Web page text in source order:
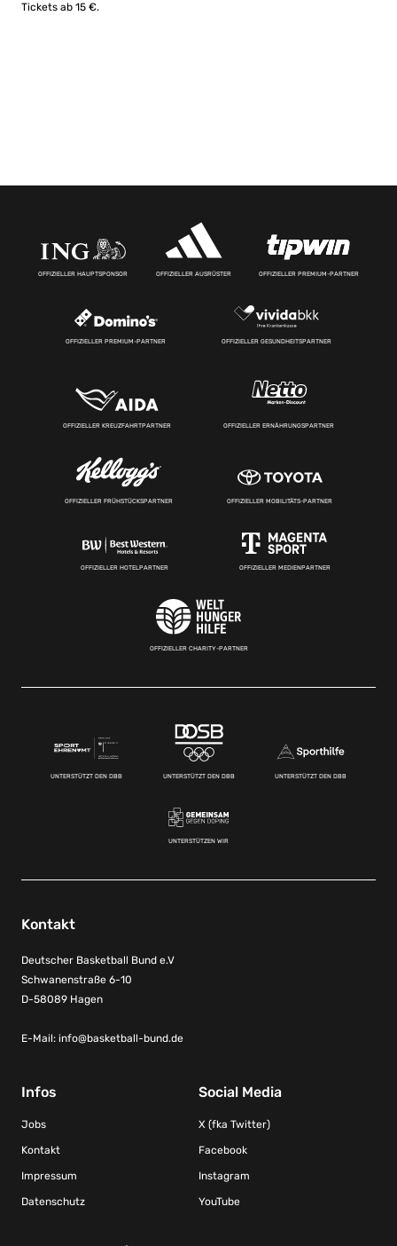
Tickets ab 15 €.
OFFIZIELLER HAUPTSPONSOR OFFIZIELLER AUSRÜSTER OFFIZIELLER PREMIUM-PARTNER
OFFIZIELLER PREMIUM-PARTNER OFFIZIELLER GESUNDHEITSPARTNER
OFFIZIELLER KREUZFAHRTPARTNER OFFIZIELLER ERNÄHRUNGSPARTNER
OFFIZIELLER FRÜHSTÜCKSPARTNER OFFIZIELLER MOBILITÄTS-PARTNER
OFFIZIELLER HOTELPARTNER OFFIZIELLER MEDIENPARTNER
OFFIZIELLER CHARITY-PARTNER
UNTERSTÜTZT DEN DBB UNTERSTÜTZT DEN DBB UNTERSTÜTZT DEN DBB
UNTERSTÜTZEN WIR
Kontakt
Deutscher Basketball Bund e.V
Schwanenstraße 6-10
D-58089 Hagen
E-Mail: info@basketball-bund.de
Infos
Jobs
Kontakt
Impressum
Datenschutz
Social Media
X (fka Twitter)
Facebook
Instagram
YouTube